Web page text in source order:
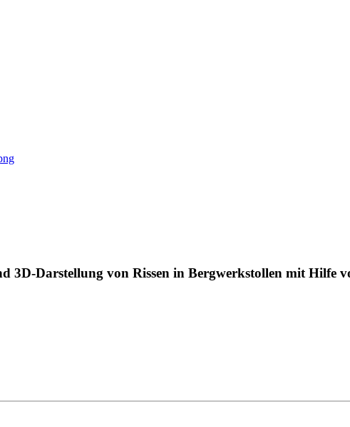
Darstellung von Rissen in Bergwerkstollen mit Hilfe